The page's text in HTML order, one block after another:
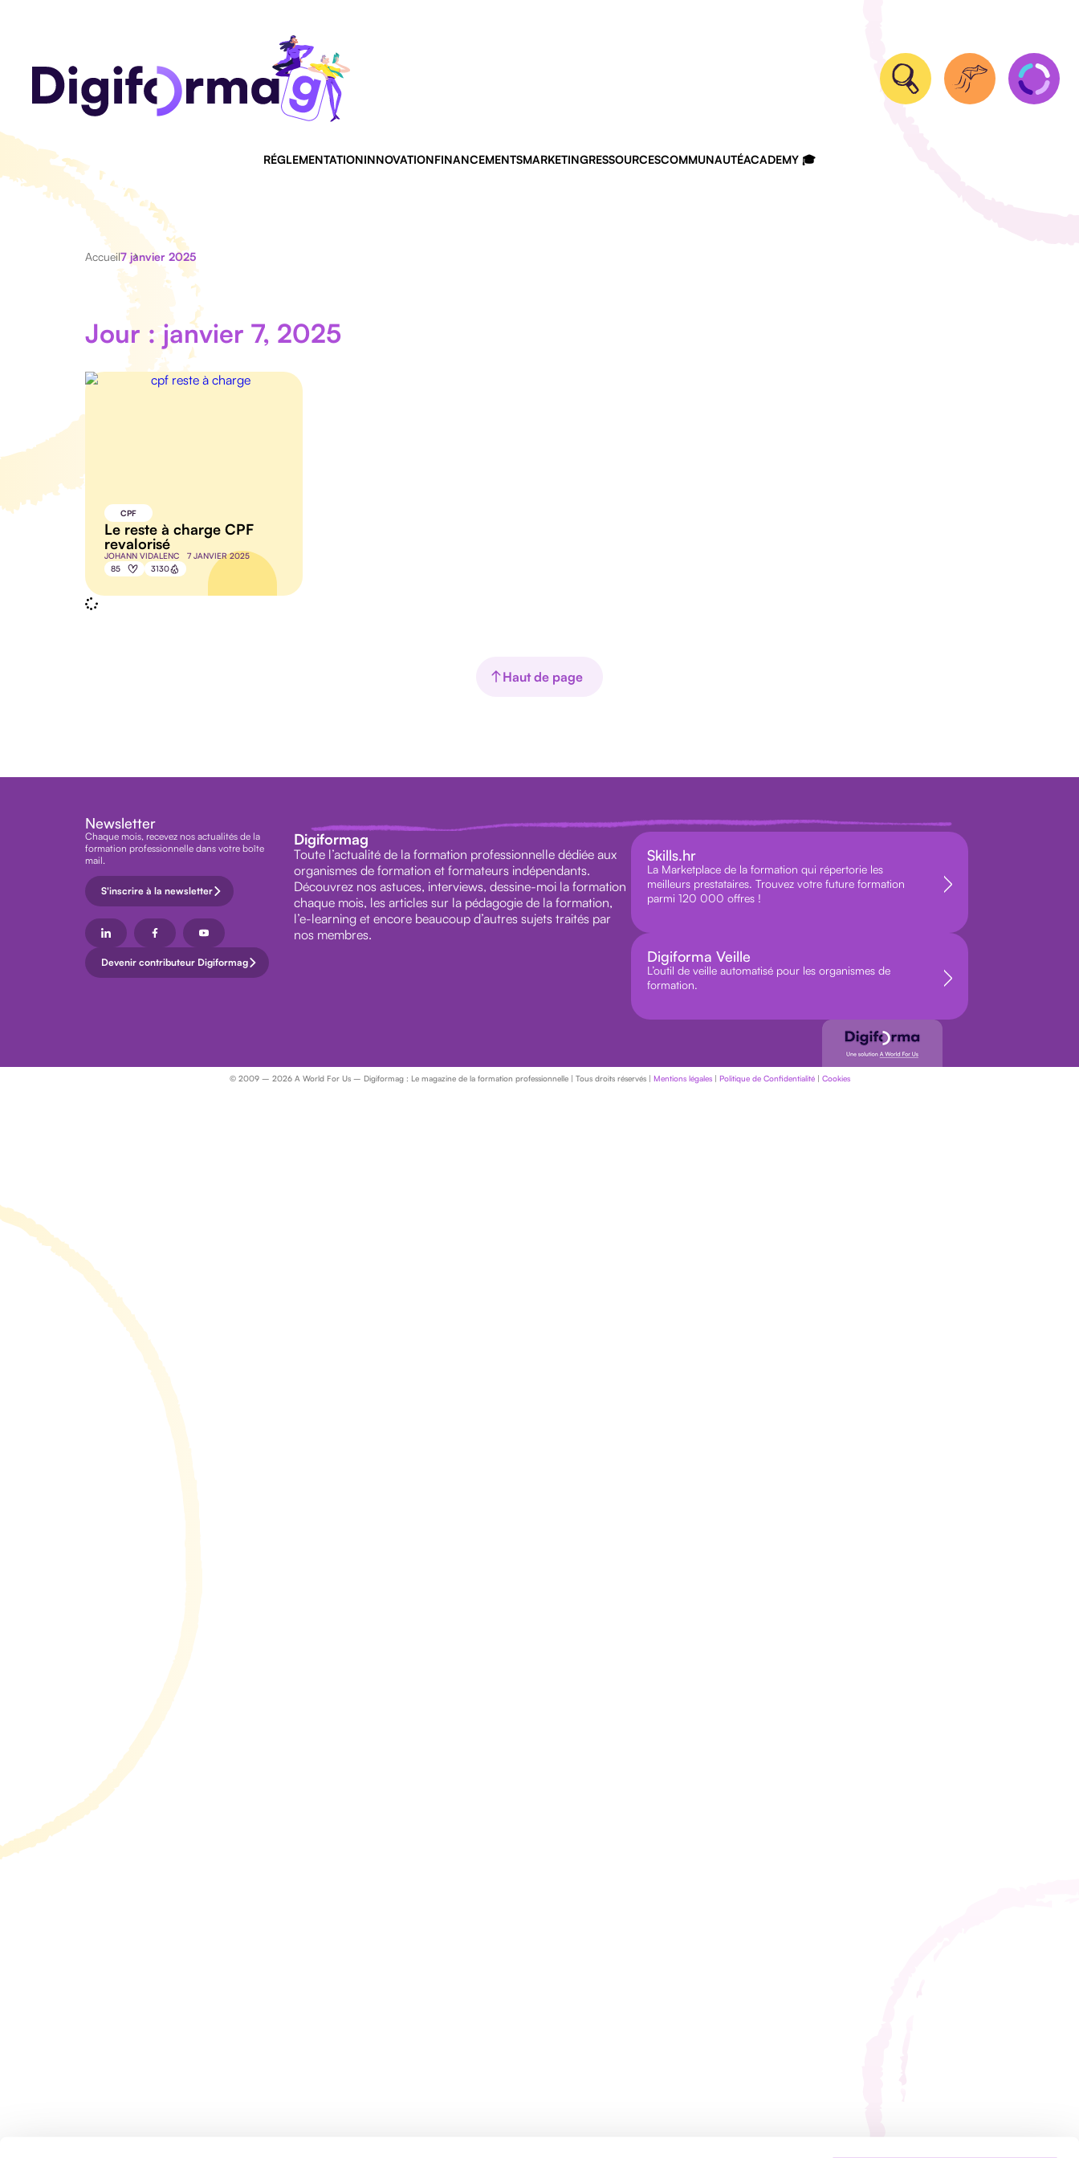
RÉGLEMENTATIONINNOVATIONFINANCEMENTSMARKETINGRESSOURCESCOMMUNAUTÉACADEMY 🎓
Accueil7 janvier 2025
Jour : janvier 7, 2025
CPF
Le reste à charge CPF
revalorisé
JOHANN VIDALENC
7 JANVIER 2025
85
3130
Haut de page
Newsletter
Chaque mois, recevez nos actualités de la
formation professionnelle dans votre boîte
mail.
S'inscrire à la newsletter
Devenir contributeur Digiformag
Digiformag
Toute l’actualité de la formation professionnelle dédiée aux
organismes de formation et formateurs indépendants.
Découvrez nos astuces, interviews, dessine-moi la formation
chaque mois, les articles sur la pédagogie de la formation,
l’e-learning et encore beaucoup d’autres sujets traités par
nos membres.
Skills.hr
La Marketplace de la formation qui répertorie les
meilleurs prestataires. Trouvez votre future formation
parmi 120 000 offres !
Digiforma Veille
L’outil de veille automatisé pour les organismes de
formation.
© 2009 – 2026 A World For Us – Digiformag : Le magazine de la formation professionnelle | Tous droits réservés | Mentions légales| Politique de Confidentialité| Cookies